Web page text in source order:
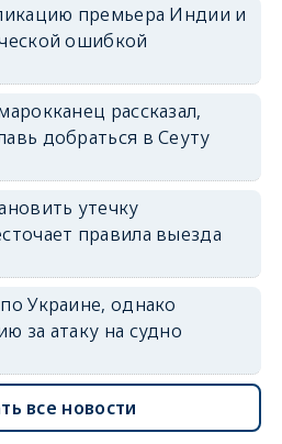
премьера Индии и
ошибкой
рассказал,
добраться в Сеуту
утечку
правила выезда
Украине, однако
за атаку на судно
все новости